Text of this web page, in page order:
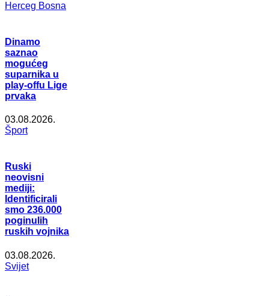
Herceg Bosna
Dinamo
saznao
mogućeg
suparnika u
play-offu Lige
prvaka
03.08.2026.
Šport
Ruski
neovisni
mediji:
Identificirali
smo 236.000
poginulih
ruskih vojnika
03.08.2026.
Svijet